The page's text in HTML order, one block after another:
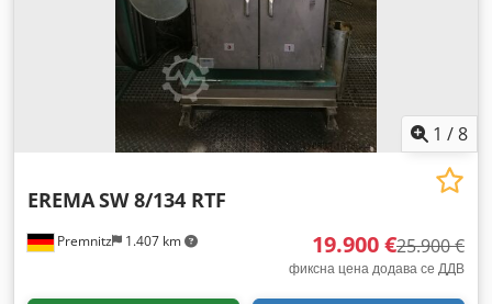
1 /8
Premnitz 1.407 km
EREMASW 8/134 RTF
19.900 €25.900 €
фиксна цена додава се ДДВ